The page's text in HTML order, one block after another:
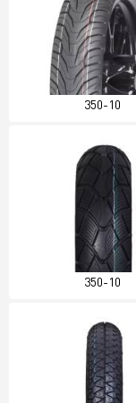
350-10
350-10